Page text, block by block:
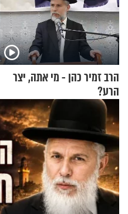
הרב זמיר כהן - מי אתה, יצר
הרע?